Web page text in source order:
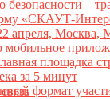
–
«СКАУТ-
апреля, Москва,
мобильное
площадка
за 5 минут
формат